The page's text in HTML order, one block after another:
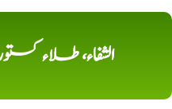
الشفاء، طلاء